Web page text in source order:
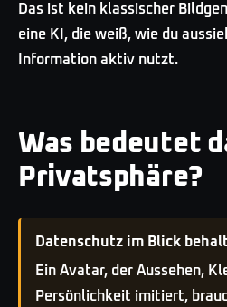
Das ist kein klassischer
eine KI, die weiß, wie du
Information aktiv nutzt.
Was bedeutet
Privatsphäre?
Datenschutz im Blick
Ein Avatar, der Aussehen,
Persönlichkeit imitiert,